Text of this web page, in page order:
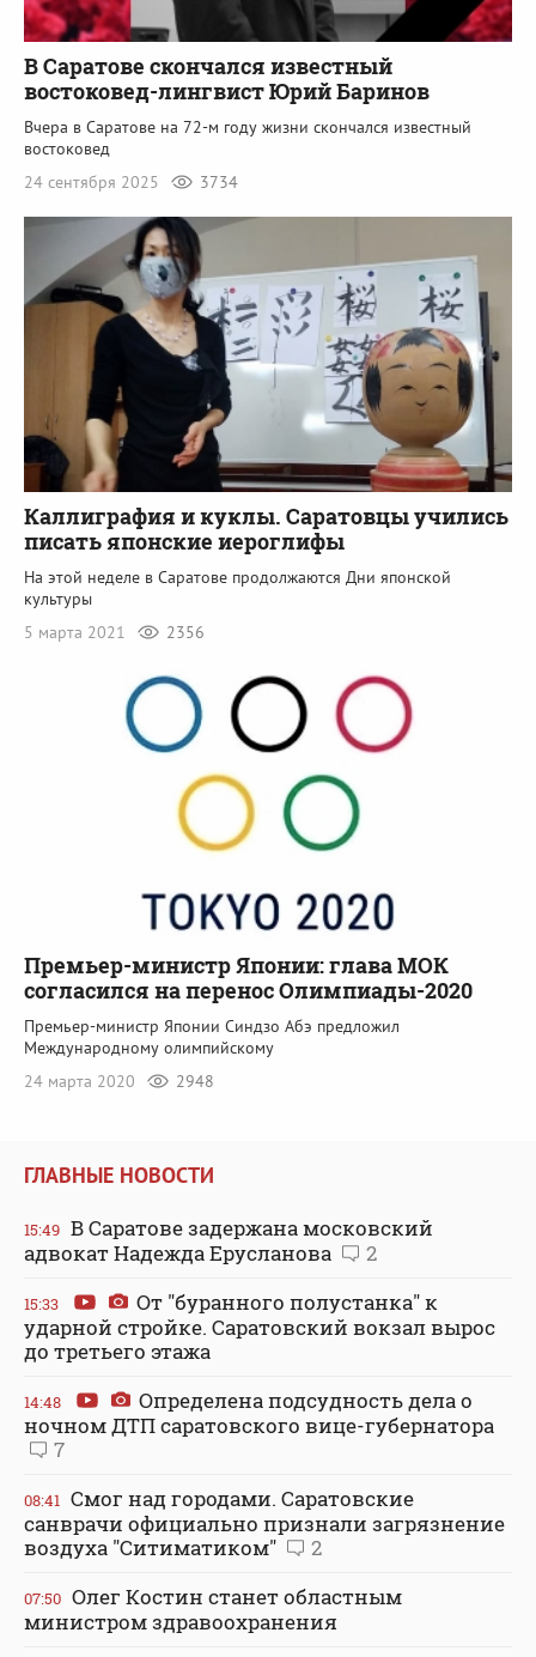
В Саратове скончался известный
востоковед-лингвист Юрий Баринов
Вчера в Саратове на 72-м году жизни скончался известный
востоковед
24 сентября 2025
3734
Каллиграфия и куклы. Саратовцы учились
писать японские иероглифы
На этой неделе в Саратове продолжаются Дни японской
культуры
5 марта 2021
2356
Премьер-министр Японии: глава МОК
согласился на перенос Олимпиады-2020
Премьер-министр Японии Синдзо Абэ предложил
Международному олимпийскому
24 марта 2020
2948
ГЛАВНЫЕ НОВОСТИ
15:49 В Саратове задержана московский
адвокат Надежда Ерусланова
2
15:33
От "буранного полустанка" к
ударной стройке. Саратовский вокзал вырос
до третьего этажа
14:48
Определена подсудность дела о
ночном ДТП саратовского вице-губернатора
7
08:41 Смог над городами. Саратовские
санврачи официально признали загрязнение
воздуха "Ситиматиком"
2
07:50 Олег Костин станет областным
министром здравоохранения